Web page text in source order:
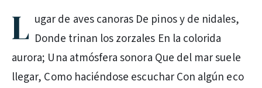
L ugar de aves canoras De pinos y de nidales,
Donde trinan los zorzales En la colorida
aurora; Una atmósfera sonora Que del mar suele
llegar, Como haciéndose escuchar Con algún eco